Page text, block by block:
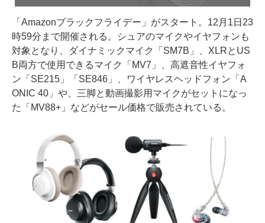
「Amazonブラックフライデー」がスタート。12月1日23
時59分まで開催される。シュアのマイクやイヤフォンも
対象となり、ダイナミックマイク「SM7B」、XLRとUS
B両方で使用できるマイク「MV7」、高遮音性イヤフォ
ン「SE215」「SE846」、ワイヤレスヘッドフォン「A
ONIC 40」や、三脚と動画撮影用マイクがセットになっ
た「MV88+」などがセール価格で販売されている。